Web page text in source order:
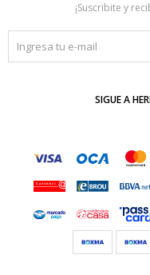
¡Suscribite y
SIGUE A